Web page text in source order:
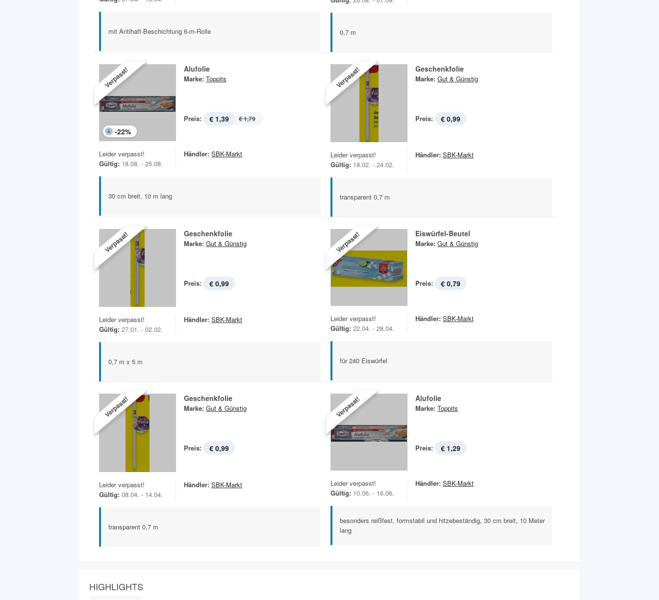
mit Antihaft-Beschichtung 6-m-Rolle 0,7 m
Verpasst!
-22%
Alufolie
Marke: Toppits
Preis: € 1,39 € 1,79
Leider verpasst!
Gültig: 18.08. - 25.08.
Händler: SBK-Markt
30 cm breit, 10 m lang
Verpasst! Geschenkfolie
Marke: Gut & Günstig
Preis: € 0,99
Leider verpasst!
Gültig: 18.02. - 24.02.
Händler: SBK-Markt
transparent 0,7 m
Verpasst! Geschenkfolie
Marke: Gut & Günstig
Preis: € 0,99
Leider verpasst!
Gültig: 27.01. - 02.02.
Händler: SBK-Markt
0,7 m x 5 m
Verpasst! Eiswürfel-Beutel
Marke: Gut & Günstig
Preis: € 0,79
Leider verpasst!
Gültig: 22.04. - 28.04.
Händler: SBK-Markt
für 240 Eiswürfel
Verpasst! Geschenkfolie
Marke: Gut & Günstig
Preis: € 0,99
Leider verpasst!
Gültig: 08.04. - 14.04.
Händler: SBK-Markt
transparent 0,7 m
Verpasst! Alufolie
Marke: Toppits
Preis: € 1,29
Leider verpasst!
Gültig: 10.06. - 16.06.
Händler: SBK-Markt
besonders reißfest, formstabil und hitzebeständig, 30 cm breit, 10 Meter
lang
HIGHLIGHTS